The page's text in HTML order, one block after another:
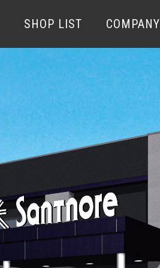
SHOP LIST COMPANY